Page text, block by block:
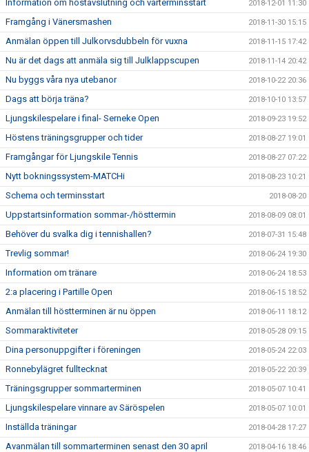
Information om höstavslutning och vårterminsstart 2018-12-01 11:30
Framgång i Vänersmashen 2018-11-30 15:15
Anmälan öppen till Julkorvsdubbeln för vuxna 2018-11-15 17:42
Nu är det dags att anmäla sig till Julklappscupen 2018-11-14 20:42
Nu byggs våra nya utebanor 2018-10-22 20:36
Dags att börja träna? 2018-10-10 13:57
Ljungskilespelare i final- Serneke Open 2018-09-23 19:52
Höstens träningsgrupper och tider 2018-08-27 19:01
Framgångar för Ljungskile Tennis 2018-08-27 07:22
Nytt bokningssystem-MATCHi 2018-08-23 10:21
Schema och terminsstart 2018-08-20
Uppstartsinformation sommar-/hösttermin 2018-08-09 08:01
Behöver du svalka dig i tennishallen? 2018-07-31 15:48
Trevlig sommar! 2018-06-24 19:30
Information om tränare 2018-06-24 18:53
2:a placering i Partille Open 2018-06-15 18:52
Anmälan till höstterminen är nu öppen 2018-06-11 18:12
Sommaraktiviteter 2018-05-28 09:15
Dina personuppgifter i föreningen 2018-05-24 22:03
Ronnebylägret fulltecknat 2018-05-22 20:39
Träningsgrupper sommarterminen 2018-05-07 10:41
Ljungskilespelare vinnare av Säröspelen 2018-05-07 10:01
Inställda träningar 2018-04-28 17:27
Avanmälan till sommarterminen senast den 30 april 2018-04-16 18:46